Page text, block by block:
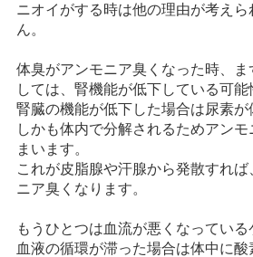
ニオイがする時は他の理由が考え
ん。
体臭がアンモニア臭くなった時、ま
しては、腎機能が低下している可能
腎臓の機能が低下した場合は尿素が
しかも体内で分解されるためアン
まいます。
これが皮脂腺や汗腺から発散すれ
ニア臭くなります。
もうひとつは血流が悪くなっている
血液の循環が滞った場合は体中に